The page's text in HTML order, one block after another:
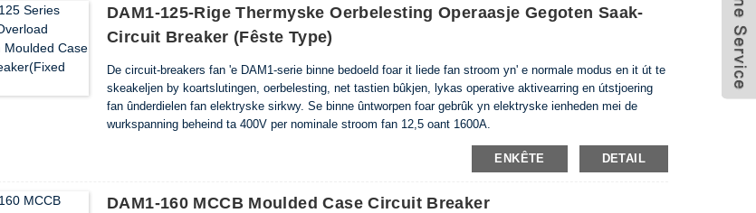
DAM1-125-Rige Thermyske Oerbelesting Operaasje Gegoten Saak-
Circuit Breaker (fêste Type)
De circuit-breakers fan 'e DAM1-serie binne bedoeld foar it liede fan stroom yn' e normale modus en it út te
skeakeljen by koartslutingen, oerbelesting, net tastien bûkjen, lykas operative aktivearring en útstjoering
fan ûnderdielen fan elektryske sirkwy. Se binne ûntworpen foar gebrûk yn elektryske ienheden mei de
wurkspanning beheind ta 400V per nominale stroom fan 12,5 oant 1600A.
ENKÊTE
DETAIL
DAM1-160 MCCB Moulded Case Circuit Breaker